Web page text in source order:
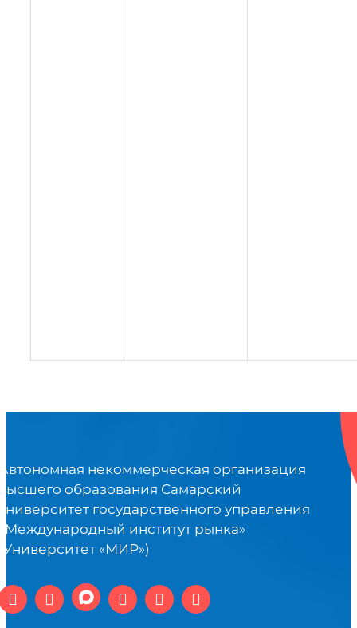
некоммерческая организация
образования Самарский
государственного управления
институт рынка»
«МИР»)